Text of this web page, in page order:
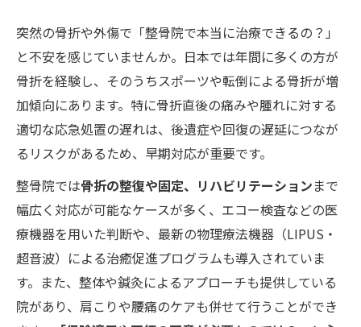
突然の骨折や外傷で「整骨院で本当に治療できるの？」
と不安を感じていませんか。日本では年間に多くの方が
骨折を経験し、そのうちスポーツや転倒による骨折が増
加傾向にあります。特に骨折直後の痛みや腫れに対する
適切な応急処置の遅れは、後遺症や回復の遅延につなが
るリスクがあるため、早期対応が重要です。
整骨院では骨折の整復や固定、リハビリテーションまで
幅広く対応が可能なケースが多く、エコー検査などの医
療機器を用いた判断や、最新の物理療法機器（LIPUS・
超音波）による治癒促進プログラムも導入されていま
す。また、整体や鍼灸によるアプローチも提供している
院があり、肩こりや腰痛のケアも併せて行うことができ